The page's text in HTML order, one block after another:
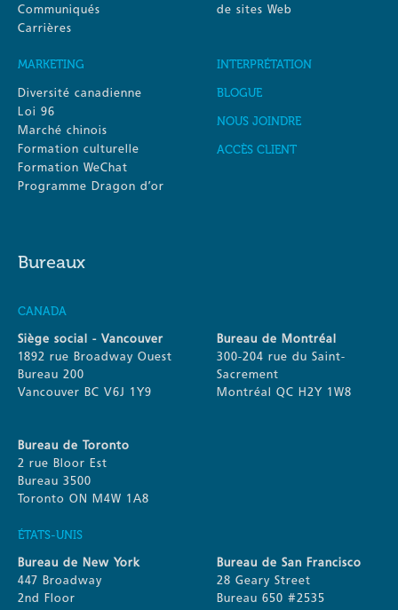
Communiqués
Carrières
de sites Web
MARKETING
Diversité canadienne
Loi 96
Marché chinois
Formation culturelle
Formation WeChat
Programme Dragon d’or
INTERPRÉTATION
BLOGUE
NOUS JOINDRE
ACCÈS CLIENT
Bureaux
CANADA
Siège social - Vancouver
1892 rue Broadway Ouest
Bureau 200
Vancouver BC V6J 1Y9
Bureau de Montréal
300-204 rue du Saint-
Sacrement
Montréal QC H2Y 1W8
Bureau de Toronto
2 rue Bloor Est
Bureau 3500
Toronto ON M4W 1A8
ÉTATS-UNIS
Bureau de New York
447 Broadway
2nd Floor
Bureau de San Francisco
28 Geary Street
Bureau 650 #2535